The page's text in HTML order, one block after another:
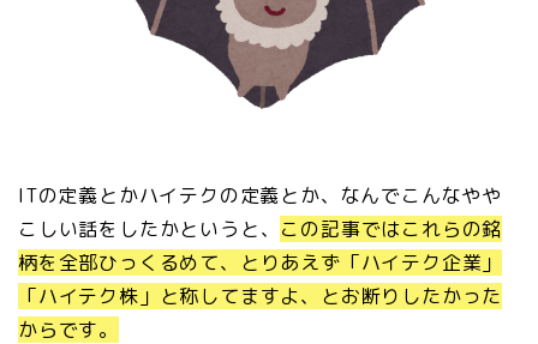
ITの定義とかハイテクの定義とか、なんでこんなやや
こしい話をしたかというと、 この記事ではこれらの銘
柄を全部ひっくるめて、とりあえず「ハイテク企業」
「ハイテク株」と称してますよ、とお断りしたかった
からです。